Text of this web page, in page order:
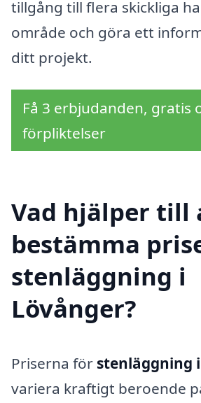
tillgång till flera skickliga
område och göra ett
ditt projekt.
Få 3 erbjudanden, gratis
förpliktelser
Vad hjälper till
bestämma
stenläggning i
Lövånger?
Priserna för stenläggning
variera kraftigt beroende